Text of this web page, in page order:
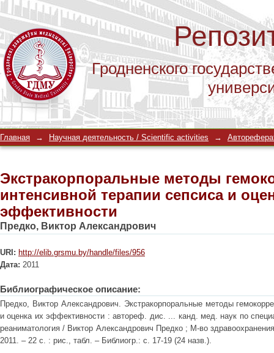
Гродненского
Экстракорпоральные методы
и оценка их эффективности
Главная → Научная деятельность / Scientific activities →
Экстракорпоральные методы
интенсивной терапии сепсиса и
эффективности
Предко, Виктор Александрович
URI: http://elib.grsmu.by/handle/files/956
Дата: 2011
Библиографическое описание:
Предко, Виктор Александрович. Экстракорпоральные методы
и оценка их эффективности : автореф. дис. ... канд. мед. наук по
реаниматология / Виктор Александрович Предко ; М-во
2011. – 22 с. : рис., табл. – Библиогр.: с. 17-19 (24 назв.).